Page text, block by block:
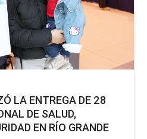
LA ENTREGA DE 28
DE SALUD,
EN RÍO GRANDE